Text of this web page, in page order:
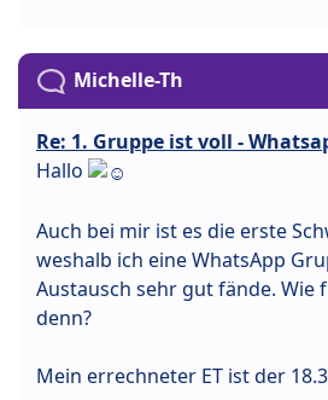
Michelle-Th
Re: 1. Gruppe ist voll -
Hallo
Auch bei mir ist es die erste
weshalb ich eine WhatsApp
Austausch sehr gut fände. Wie
denn?
Mein errechneter ET ist der 18.3